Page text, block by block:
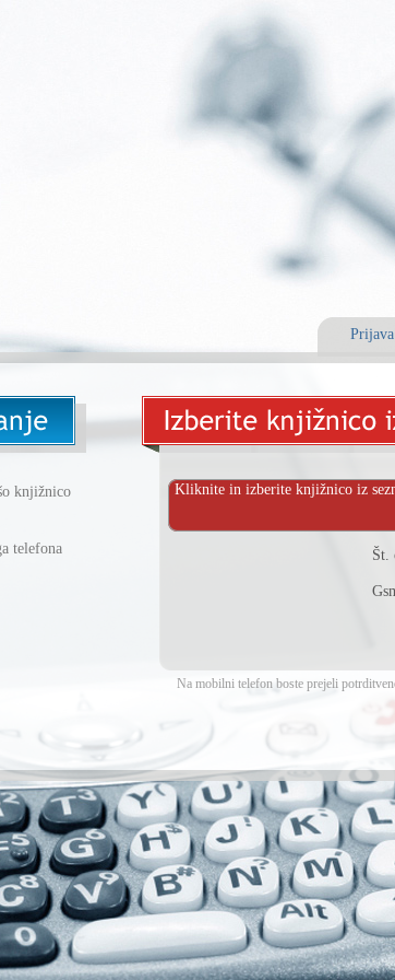
Prijava
knjižnico
telefona
Kliknite in izberite knjižnico iz
Št.
Na mobilni telefon boste prejeli